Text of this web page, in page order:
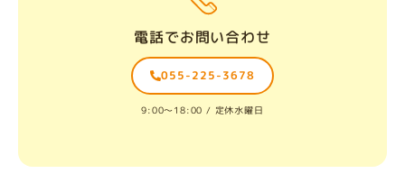
電話でお問い合わせ
055-225-3678
9:00〜18:00 / 定休水曜日